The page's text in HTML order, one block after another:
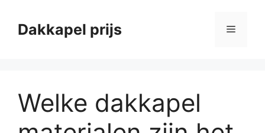
naarDakkapel prijs Menu
Welke dakkapel